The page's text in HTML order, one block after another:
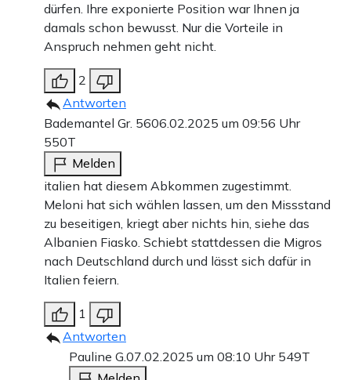
dürfen. Ihre exponierte Position war Ihnen ja
damals schon bewusst. Nur die Vorteile in
Anspruch nehmen geht nicht.
2
Antworten
Bademantel Gr. 5606.02.2025 um 09:56 Uhr
550T
Melden
italien hat diesem Abkommen zugestimmt.
Meloni hat sich wählen lassen, um den Missstand
zu beseitigen, kriegt aber nichts hin, siehe das
Albanien Fiasko. Schiebt stattdessen die Migros
nach Deutschland durch und lässt sich dafür in
Italien feiern.
1
Antworten
Pauline G.07.02.2025 um 08:10 Uhr 549T